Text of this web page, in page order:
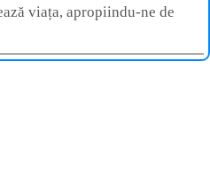
viața, apropiindu-ne de